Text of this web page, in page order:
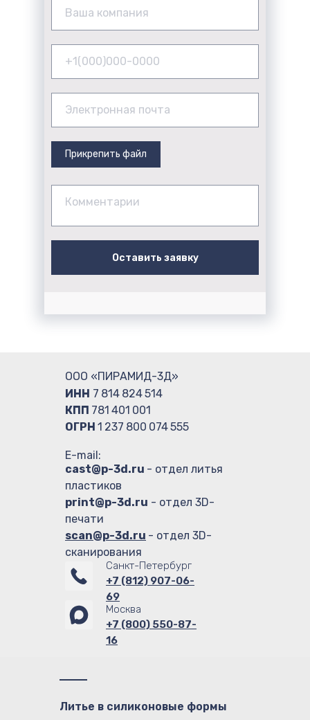
Ваша компания
+1(000)000-0000
Электронная почта
Прикрепить файл
Комментарии
Оставить заявку
cast@p-3d.ru - отдел литья
пластиков
print@p-3d.ru - отдел 3D-
печати
scan@p-3d.ru - отдел 3D-
сканирования
E-mail:
Санкт-Петербург
+7 (812) 907-06-
69
Москва
+7 (800) 550-87-
16
ИНН 7 814 824 514
КПП 781 401 001
ОГРН 1 237 800 074 555
ООО «ПИРАМИД-3Д»
Литье в силиконовые формы